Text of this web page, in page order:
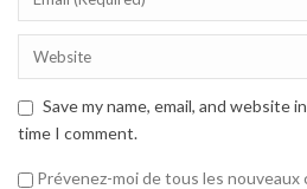
Save my name, email, and website
time I comment.
Prévenez-moi de tous les nouveaux